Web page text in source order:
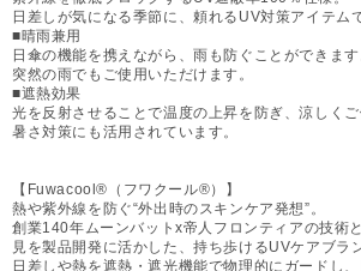
日差しが気になる季節に、頼れるUV対策アイテム
■晴雨兼用
日傘の機能を携えながら、雨も防ぐことができます
突然の雨でもご使用いただけます。
■遮熱効果
光を反射させることで温度の上昇を防ぎ、涼しくご
暑さ対策にも活用されています。
【Fuwacool®（フワクール®）】
熱や紫外線を防ぐ“外出時のスキンケア発想”。
創業140年ムーンバットx帝人フロンティアの技術
見を製品開発に活かした、持ち歩けるUVケアブラ
日差しや熱を遮熱・遮光機能で物理的にガードし